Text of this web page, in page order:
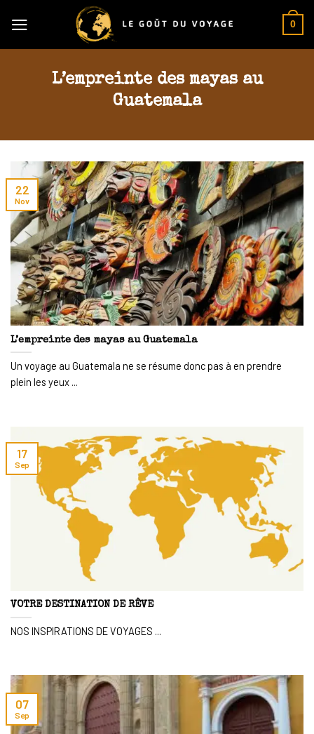
content
0
L’empreinte des mayas au
Guatemala
L’empreinte des mayas au Guatemala
Un voyage au Guatemala ne se résume donc pas à en prendre
plein les yeux ...
22
Nov
VOTRE DESTINATION DE RÊVE
NOS INSPIRATIONS DE VOYAGES ...
17
Sep
07
Sep